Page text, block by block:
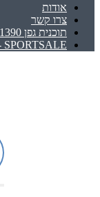
אודות
צרו קשר
תוכנית גפן 51390 – סדנאות ספורטיביות, חינוך גופני ועבודת צוות
SPORTSALE -מספר ספק משרד הביטחון 0011041678